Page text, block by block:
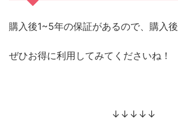
購入後1~5年の保証があるので、購入後
ぜひお得に利用してみてくださいね！
↓↓↓↓↓